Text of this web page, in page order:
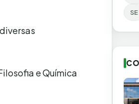
e Química
SE